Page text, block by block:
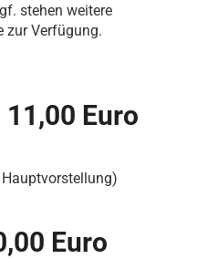
stehen weitere
zur Verfügung.
Euro
Euro